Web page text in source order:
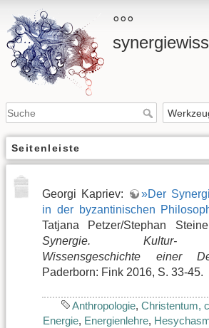
°°°
Seitenleiste
Georgi Kapriev:
»Der
in der byzantinischen
Tatjana Petzer/Stephan
Synergie. Kultur-
Wissensgeschichte einer
Paderborn: Fink 2016, S. 33-45.
Anthropologie, Christentum,
Energie, Energienlehre,